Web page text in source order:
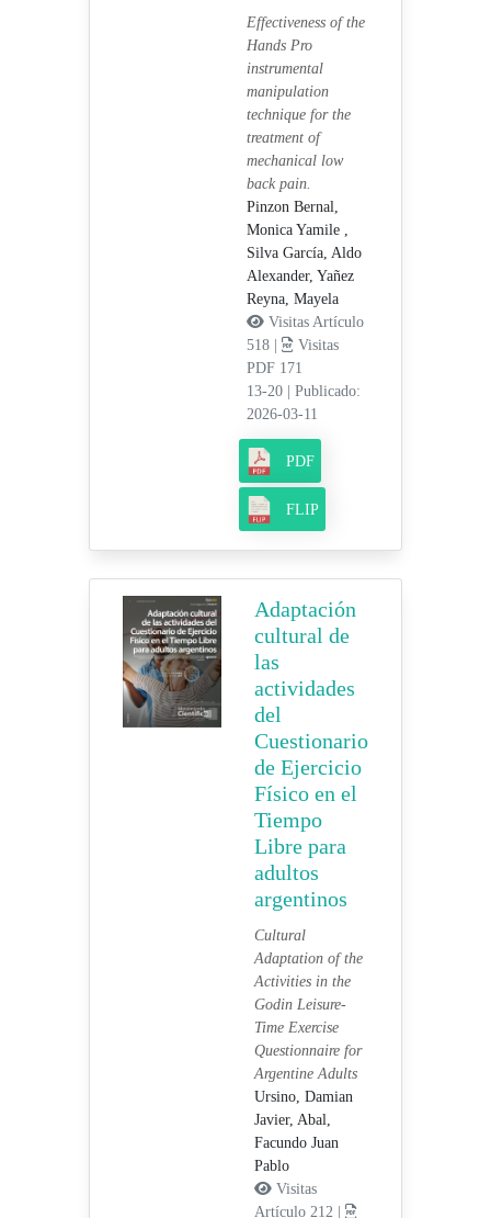
Effectiveness of the
Hands Pro
instrumental
manipulation
technique for the
treatment of
mechanical low
back pain.
Pinzon Bernal,
Monica Yamile ,
Silva García, Aldo
Alexander, Yañez
Reyna, Mayela
Visitas Artículo
518 |
Visitas
PDF 171
13-20
Publicado:
2026-03-11
PDF
FLIP
Adaptación
cultural de
las
actividades
del
Cuestionario
de Ejercicio
Físico en el
Tiempo
Libre para
adultos
argentinos
Cultural
Adaptation of the
Activities in the
Godin Leisure-
Time Exercise
Questionnaire for
Argentine Adults
Ursino, Damian
Javier, Abal,
Facundo Juan
Pablo
Visitas
Artículo 212 |